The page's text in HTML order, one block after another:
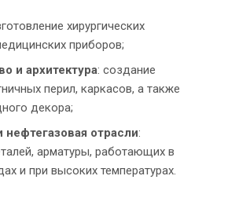
хирургических
приборов;
и архитектура: создание
перил, каркасов, а также
декора;
нефтегазовая отрасли:
арматуры, работающих в
и при высоких температурах.